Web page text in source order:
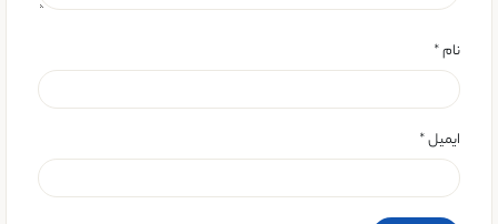
نام*
ایمیل*